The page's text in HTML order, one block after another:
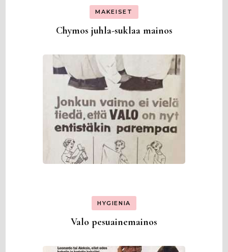
MAKEISET
Chymos juhla-suklaa mainos
HYGIENIA
Valo pesuainemainos